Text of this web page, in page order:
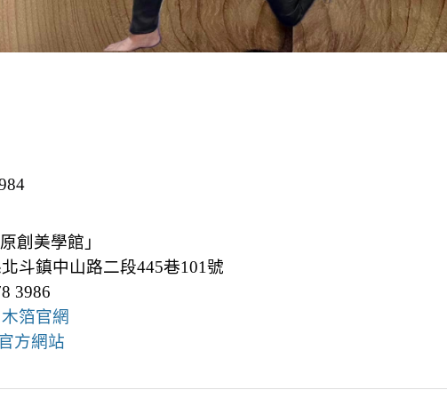
原創美學館」
斗鎮中山路二段445巷101號
3986
箔官網
方網站